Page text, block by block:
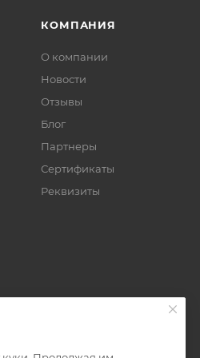
КОМПАНИЯ
О компании
Новости
Отзывы
Блог
Партнеры
Сертификаты
Реквизиты